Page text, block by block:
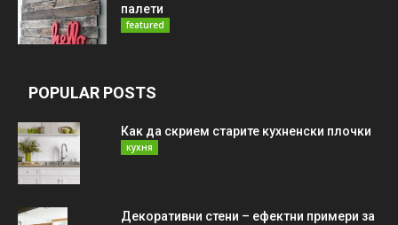
палети
featured
POPULAR POSTS
Как да скрием старите кухненски плочки
кухня
Декоративни стени – ефектни примери за